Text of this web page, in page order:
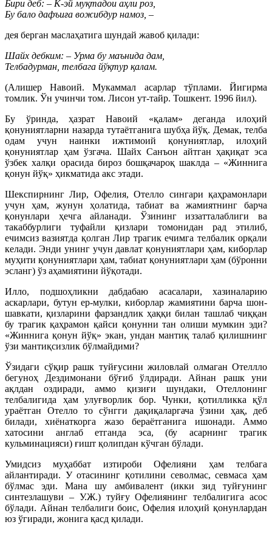
Бири деб: – К-эй муқтадои аҳли роз,
Бу бало дафъиға вожибдур намоз, –
дея берган маслаҳатига шундай жавоб қилади:
Шайх дебким: – Урма бу маънида дам,
Телбадурман, телбага йўқтур қалам.
(Алишер Навоий. Мукаммал асарлар тўплами. Йигирма
томлик. Ўн учинчи том. Лисон ут-тайр. Тошкент. 1996 йил).
Бу ўринда, ҳазрат Навоий «қалам» деганда илоҳий
қонуниятларни назарда тутаётганига шубҳа йўқ. Демак, телба
одам учун наинки ижтимоий қонуниятлар, илоҳий
қонуниятлар ҳам ўзгача. Шайх Санъон айтган ҳақиқат эса
ўзбек халқи орасида бироз бошқачароқ шаклда – «Жиннига
қонун йўқ» ҳикматида акс этади.
Шекспирнинг Лир, Офелия, Отелло сингари қаҳрамонлари
учун ҳам, жунун ҳолатида, табиат ва жамиятнинг барча
қонунлари ҳечга айланади. Ўзининг иззатталаблиги ва
такаббурлиги туфайли қизлари томонидан рад этилиб,
ечимсиз вазиятда қолган Лир трагик ечимга телбалик орқали
келади. Энди унинг учун давлат қонуниятлари ҳам, киборлар
муҳити қонуниятлари ҳам, табиат қонуниятлари ҳам (бўронни
эсланг) ўз аҳамиятини йўқотади.
Илло, подшоҳликни дабдабаю асасалари, хазиналарию
аскарлари, бутун ер-мулки, киборлар жамиятини барча шон-
шавкати, қизларини фарзандлик ҳаққи билан ташлаб чиққан
бу трагик қаҳрамон қайси қонунни тан олиши мумкин эди?
«Жиннига қонун йўқ» экан, ундан мантиқ талаб қилишнинг
ўзи мантиқсизлик бўлмайдими?
Ўзидаги сўқир рашк туйғусини жиловлай олмаган Отеллло
бегуноҳ Дездимонани бўғиб ўлдиради. Айнан рашк уни
ақлдан оздиради, аммо қизиғи шундаки, Отеллонинг
телбалигида ҳам улуғворлик бор. Чунки, қотилликка қўл
ураётган Отелло то сўнгги дақиқаларгача ўзини ҳақ, деб
билади, хиёнаткорга жазо бераётганига ишонади. Аммо
хатосини англаб етганда эса, (бу асарнинг трагик
кульминацияси) ғишт қолипдан кўчган бўлади.
Умидсиз муҳаббат изтироби Офелияни ҳам телбага
айлантиради. У отасининг қотилини севолмас, севмаса ҳам
бўлмас эди. Мана шу амбивалент (икки зид туйғунинг
синтезлашуви – У.Ж.) туйғу Офелиянинг телбалигига асос
бўлади. Айнан телбалиги боис, Офелия илоҳий қонунлардан
юз ўгиради, жонига қасд қилади.